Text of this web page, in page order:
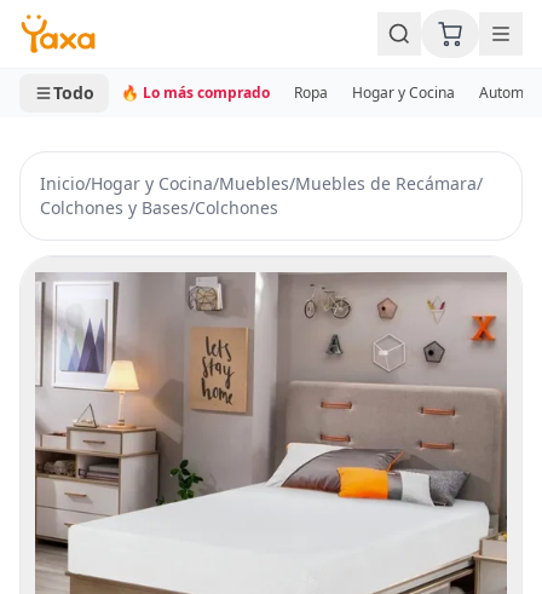
MINI CARRITO
0 productos
Todo 🔥 Lo más comprado Ropa Hogar y Cocina
Inicio/Hogar y Cocina/Muebles/Muebles de Recámara/
Colchones y Bases/Colchones